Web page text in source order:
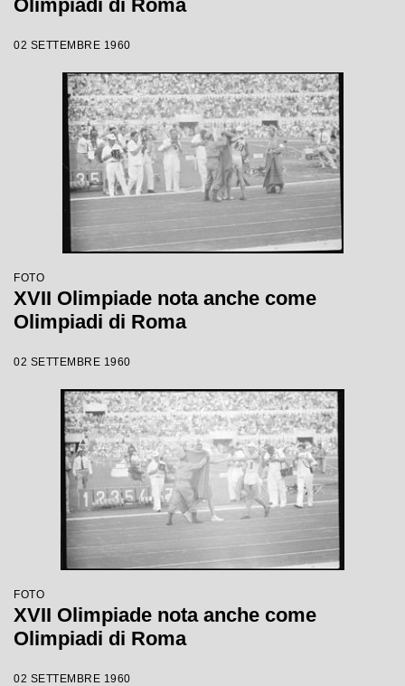
Olimpiadi di Roma
02 SETTEMBRE 1960
FOTO
XVII Olimpiade nota anche come
Olimpiadi di Roma
02 SETTEMBRE 1960
FOTO
XVII Olimpiade nota anche come
Olimpiadi di Roma
02 SETTEMBRE 1960